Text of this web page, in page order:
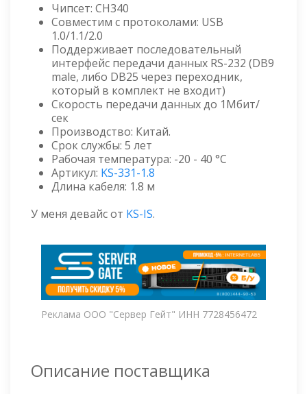
Чипсет: CH340
Совместим с протоколами: USB
1.0/1.1/2.0
Поддерживает последовательный
интерфейс передачи данных RS-232 (DB9
male, либо DB25 через переходник,
который в комплект не входит)
Скорость передачи данных до 1Мбит/
сек
Производство: Китай.
Срок службы: 5 лет
Рабочая температура: -20 - 40 °C
Артикул: KS-331-1.8
Длина кабеля: 1.8 м
У меня девайс от KS-IS.
Реклама ООО "Сервер Гейт" ИНН 7728456472
Описание поставщика